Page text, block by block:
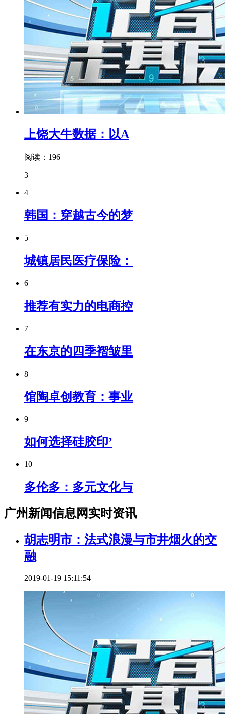
上饶大牛数据：以A
阅读：196
3
4
韩国：穿越古今的梦
5
城镇居民医疗保险：
6
推荐有实力的电商控
7
在东京的四季褶皱里
8
馆陶卓创教育：事业
9
如何选择硅胶印’
10
多伦多：多元文化与
广州新闻信息网实时资讯
胡志明市：法式浪漫与市井烟火的交
融
2019-01-19 15:11:54